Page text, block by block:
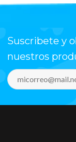
Suscribete y
nuestros